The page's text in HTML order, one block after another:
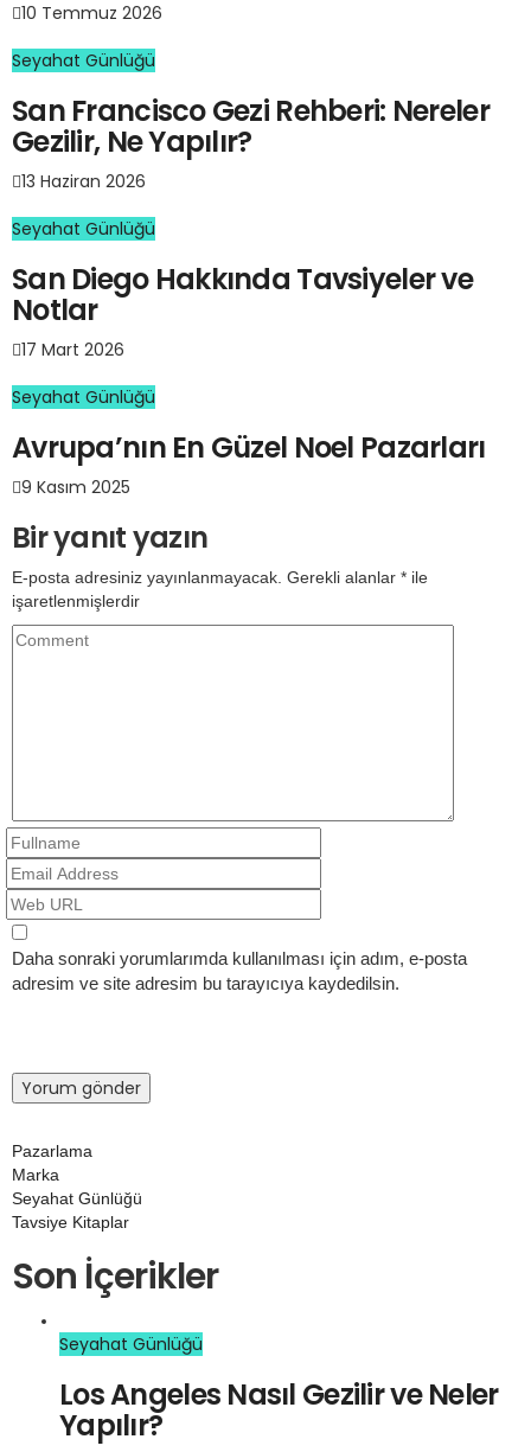
10 Temmuz 2026
Seyahat Günlüğü
San Francisco Gezi Rehberi: Nereler
Gezilir, Ne Yapılır?
13 Haziran 2026
Seyahat Günlüğü
San Diego Hakkında Tavsiyeler ve
Notlar
17 Mart 2026
Seyahat Günlüğü
Avrupa’nın En Güzel Noel Pazarları
9 Kasım 2025
Bir yanıt yazın
E-posta adresiniz yayınlanmayacak. Gerekli alanlar * ile
işaretlenmişlerdir
Daha sonraki yorumlarımda kullanılması için adım, e-posta
adresim ve site adresim bu tarayıcıya kaydedilsin.
Pazarlama
Marka
Seyahat Günlüğü
Tavsiye Kitaplar
Son İçerikler
Seyahat Günlüğü
Los Angeles Nasıl Gezilir ve Neler
Yapılır?